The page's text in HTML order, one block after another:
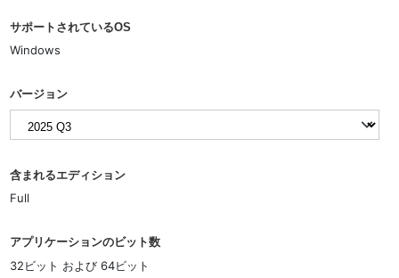
サポートされているOS
Windows
バージョン
含まれるエディション
Full
アプリケーションのビット数
32ビット および 64ビット